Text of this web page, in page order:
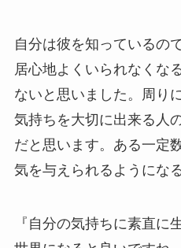
自分は彼を知っているの
居心地よくいられなくな
ないと思いました。周り
気持ちを大切に出来る人
だと思います。ある一定
気を与えられるようにな
『自分の気持ちに素直に